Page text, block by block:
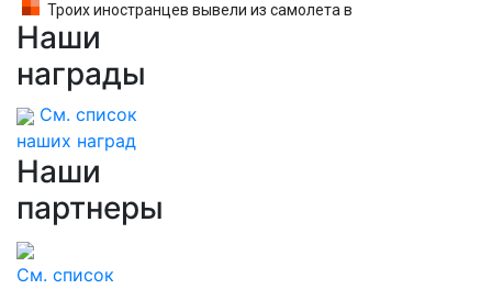
Троих иностранцев вывели из самолета в
Екатеринбурге после кражи денег у
Наши
награды
См. список
наших наград
Наши
партнеры
См. список